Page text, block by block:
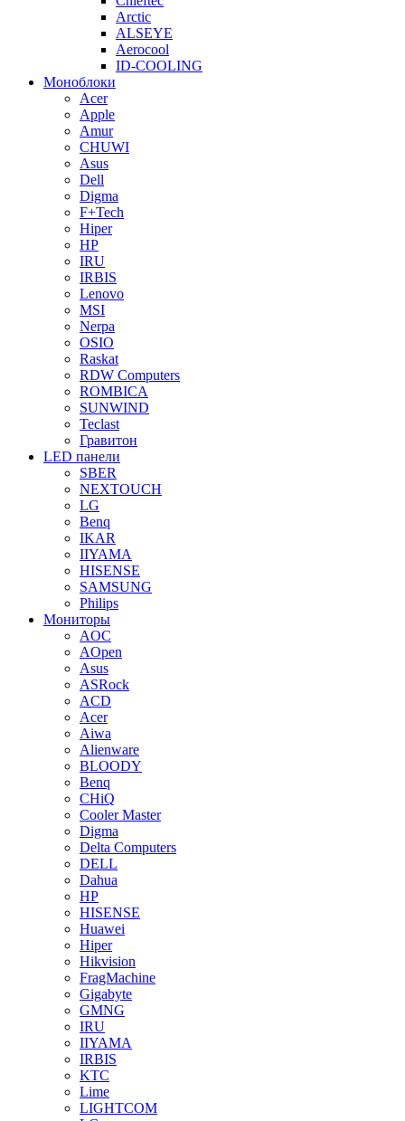
Arctic
ALSEYE
Aerocool
ID-COOLING
Моноблоки
Acer
Apple
Amur
CHUWI
Asus
Dell
Digma
F+Tech
Hiper
HP
IRU
IRBIS
Lenovo
MSI
Nerpa
OSIO
Raskat
RDW Computers
ROMBICA
SUNWIND
Teclast
Гравитон
LED панели
SBER
NEXTOUCH
LG
Benq
IKAR
IIYAMA
HISENSE
SAMSUNG
Philips
Мониторы
AOC
AOpen
Asus
ASRock
ACD
Acer
Aiwa
Alienware
BLOODY
Benq
CHiQ
Cooler Master
Digma
Delta Computers
DELL
Dahua
HP
HISENSE
Huawei
Hiper
Hikvision
FragMachine
Gigabyte
GMNG
IRU
IIYAMA
IRBIS
KTC
Lime
LIGHTCOM